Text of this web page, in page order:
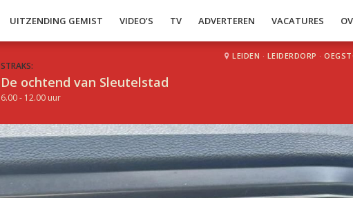
UITZENDING GEMIST VIDEO’S TV ADVERTEREN VACATURES
STRAKS:
De ochtend van Sleutelstad
6.00 - 12.00 uur
LEIDEN · LEIDERDORP ·